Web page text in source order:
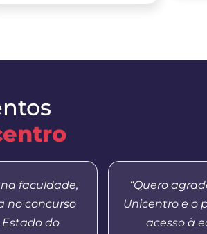
faculdade,
no concurso
do
“Quero
Unicentro e o
acesso à